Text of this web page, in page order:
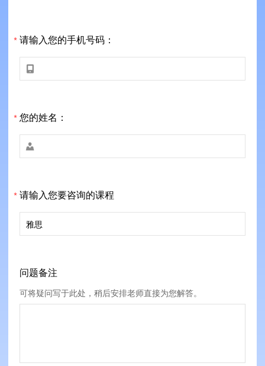
*请输入您的手机号码：

*您的姓名：

*请输入您要咨询的课程
问题备注
可将疑问写于此处，稍后安排老师直接为您解答。